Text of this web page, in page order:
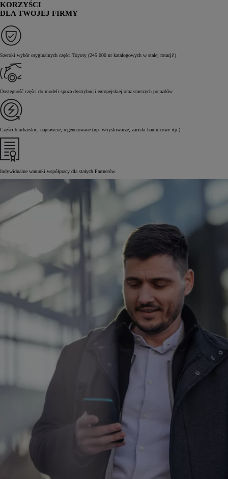
KORZYŚCI
DLA TWOJEJ FIRMY
Szeroki wybór oryginalnych części Toyoty (245 000 nr katalogowych w stałej rotacji!)
Dostępność części do modeli spoza dystrybucji europejskiej oraz starszych pojazdów
Części blacharskie, naprawcze, regenerowane (np. wtryskiwacze, zaciski hamulcowe itp.)
Indywidualne warunki współpracy dla stałych Partnerów.